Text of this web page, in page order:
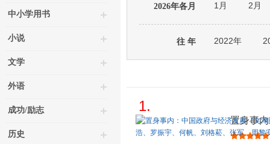
中小学用书
小说
文学
外语
成功/励志
历史
2026年各月 1月 2月
往 年 2022年
1.
置身事
书奖、